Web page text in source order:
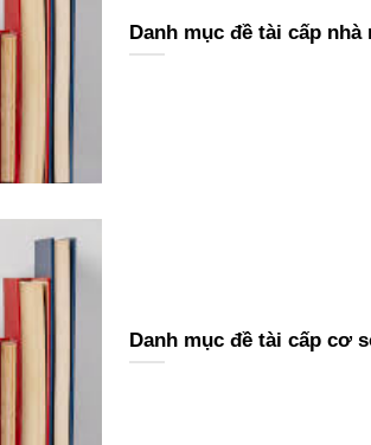
Danh mục đề tài cấp
Danh mục đề tài cấp cơ